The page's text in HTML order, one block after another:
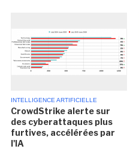
INTELLIGENCE ARTIFICIELLE
CrowdStrike alerte sur
des cyberattaques plus
furtives, accélérées par
l'IA